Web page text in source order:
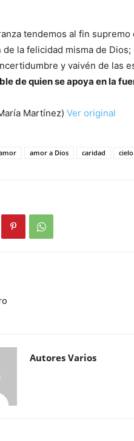
tendemos al fin
la felicidad misma de
y vaivén de las
de quien se apoya en la
Martínez) Ver original
amor a Dios caridad cielo
Autores Varios